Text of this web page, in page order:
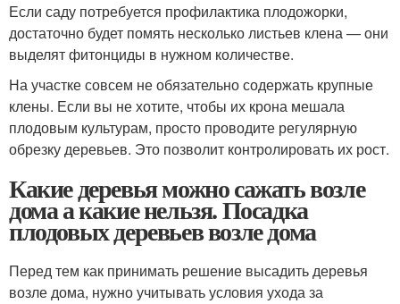
Если саду потребуется профилактика плодожорки,
достаточно будет помять несколько листьев клена — они
выделят фитонциды в нужном количестве.
На участке совсем не обязательно содержать крупные
клены. Если вы не хотите, чтобы их крона мешала
плодовым культурам, просто проводите регулярную
обрезку деревьев. Это позволит контролировать их рост.
Какие деревья можно сажать возле
дома а какие нельзя. Посадка
плодовых деревьев возле дома
Перед тем как принимать решение высадить деревья
возле дома, нужно учитывать условия ухода за